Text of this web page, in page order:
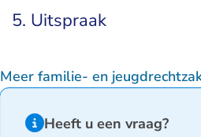
5. Uitspraak
Meer familie- en
Hint van type informatie
Heeft u een vraag?